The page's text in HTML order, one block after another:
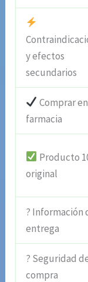
y efectos
secundarios
Comprar en
farmacia
Producto
original
? Información
entrega
? Seguridad
compra